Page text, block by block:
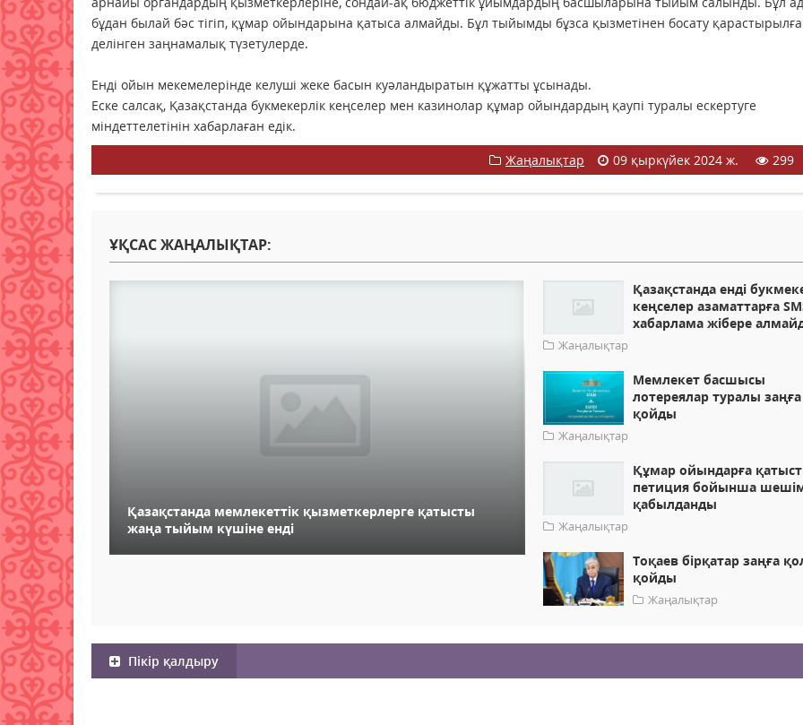
бұдан былай бәс тігіп, құмар ойындарына қатыса алмайды. Бұл тыйымды бұзса қызметінен босату
делінген заңнамалық түзетулерде.
Енді ойын мекемелерінде келуші жеке басын куәландыратын құжатты ұсынады.
Еске салсақ, Қазақстанда букмекерлік кеңселер мен казинолар құмар ойындардың қаупі туралы ескертуге
міндеттелетінін хабарлаған едік.
Жаңалықтар
09 қыркүйек 2024 ж. 299
ҰҚСАС ЖАҢАЛЫҚТАР:
Қазақстанда мемлекеттік қызметкерлерге қатысты
жаңа тыйым күшіне енді
Қазақстанда енді
кеңселер азаматтарға
хабарлама жібере
Жаңалықтар
Мемлекет басшысы
лотереялар туралы
қойды
Жаңалықтар
Құмар ойындарға
петиция бойынша
қабылданды
Жаңалықтар
Тоқаев бірқатар заңға
қойды
Жаңалықтар
Пікір қалдыру